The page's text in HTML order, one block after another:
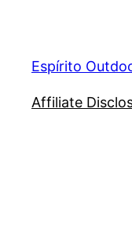
Espírito
Affiliate